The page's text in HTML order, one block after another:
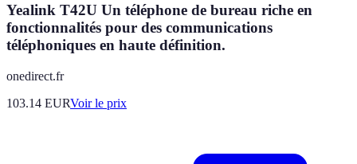
Yealink T42U Un téléphone de bureau riche en
fonctionnalités pour des communications
téléphoniques en haute définition.
onedirect.fr
103.14 EURVoir le prix